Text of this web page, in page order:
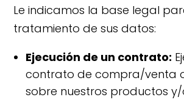
Le indicamos la base legal
tratamiento de sus datos:
Ejecución de un contrato:
contrato de compra/venta
sobre nuestros productos y/